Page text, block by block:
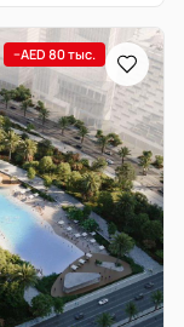
−AED 80 тыс.